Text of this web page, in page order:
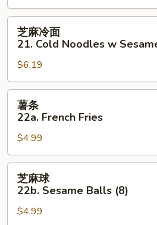
21.
Cold
Noodles
Sesame
Sauce
芝麻冷面
21. Cold Noodles w
$6.19
22a.
French
Fries
薯条
22a. French Fries
$4.99
22b.
芝麻球
22b. Sesame Balls (8)
$4.99